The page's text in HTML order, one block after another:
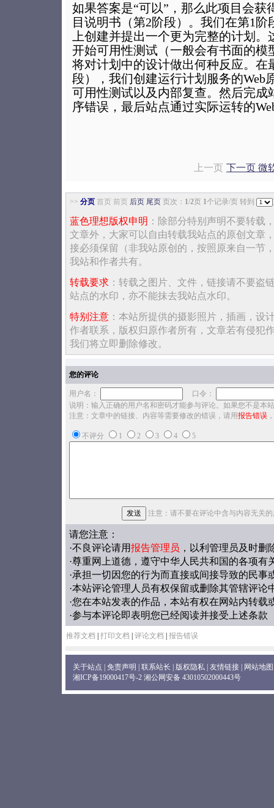
如果答案是“可以”，那么此项目会获
目说明书（第2阶段）。我们在第1
上创建并提出一个更为完整的计划
开始可用性测试（一般会有书面的模
将对计划中的设计做出何种反应。在
段），我们创建运行计划服务的Web
可用性测试以及内部复查。然后完成
序错误，最后站点通过实际运转的
上一页 下一页 微
>> 分页 首页 前页 后页 尾页 页次： 1/2页 1个记录/页 转到
蓝色理想版权申明 ：除部分特别声明不要转载
文章外，大家可以自由转载我站点的原创文章
接必须保留（非我站原创的，按照原来自一节
我站和作者共有。
转载要求 ：转载之图片、文件，链接请不要盗
站点的水印，亦不能抹去我站点水印。
特别注意 ：本站所提供的摄影照片，插画，设
作者联系，版权归原作者所有，文章若有侵犯
我们将立即删除修改。
您的评论
用户名：
口令：
说明：输入正确的用户名和密码才能参与评论。如果您不是本
注意：文章中的链接、内容等需要修改的错误，请用报告错误
不评分 1 2 3 4 5
注意：请不要在评论中含与内容无关
请您注意：
·不良评论请用报告管理员 ，以利管理员及时删
·尊重网上道德，遵守中华人民共和国的各项有
·承担一切因您的行为而直接或间接导致的民事
·本站评论管理人员有权保留或删除其管辖评论
·您在本站发表的作品，本站有权在网站内转载
·参与本评论即表明您已经阅读并接受上述条款
推荐文档 打印文档 评论文档 报告错误
关于站点 免责声明 联系站长 版权隐私 友情链接
网站地图
湘ICP备19000417号-2 湘公网安备 43010502000443号